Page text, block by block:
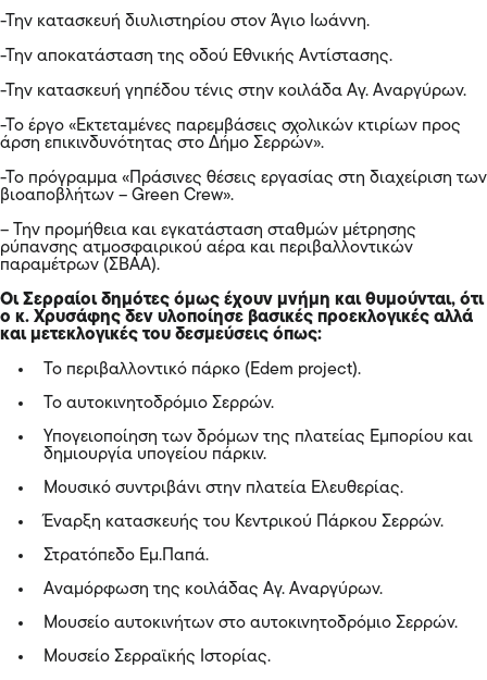
-Την κατασκευή διυλιστηρίου στον Άγιο Ιωάννη.
-Την αποκατάσταση της οδού Εθνικής Αντίστασης.
-Την κατασκευή γηπέδου τένις στην κοιλάδα Αγ. Αναργύρων.
-Το έργο «Εκτεταμένες παρεμβάσεις σχολικών κτιρίων προς
άρση επικινδυνότητας στο Δήμο Σερρών».
-Το πρόγραμμα «Πράσινες θέσεις εργασίας στη διαχείριση των
βιοαποβλήτων – Green Crew».
– Την προμήθεια και εγκατάσταση σταθμών μέτρησης
ρύπανσης ατμοσφαιρικού αέρα και περιβαλλοντικών
παραμέτρων (ΣΒΑΑ).
Οι Σερραίοι δημότες όμως έχουν μνήμη και θυμούνται, ότι
ο κ. Χρυσάφης δεν υλοποίησε βασικές προεκλογικές αλλά
και μετεκλογικές του δεσμεύσεις όπως:
Το περιβαλλοντικό πάρκο (Edem project).
Το αυτοκινητοδρόμιο Σερρών.
Υπογειοποίηση των δρόμων της πλατείας Εμπορίου και
δημιουργία υπογείου πάρκιν.
Μουσικό συντριβάνι στην πλατεία Ελευθερίας.
Έναρξη κατασκευής του Κεντρικού Πάρκου Σερρών.
Στρατόπεδο Εμ.Παπά.
Αναμόρφωση της κοιλάδας Αγ. Αναργύρων.
Μουσείο αυτοκινήτων στο αυτοκινητοδρόμιο Σερρών.
Μουσείο Σερραϊκής Ιστορίας.